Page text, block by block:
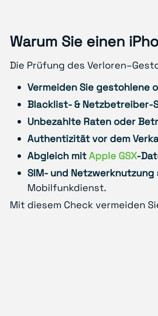
Warum Sie einen
Die Prüfung des
Vermeiden Sie gestohlene
Blacklist- & Netzbetreiber-
Unbezahlte Raten oder
Authentizität vor dem
Abgleich mitApple GSX-
SIM- und
Mobilfunkdienst.
Mit diesem Check vermeiden